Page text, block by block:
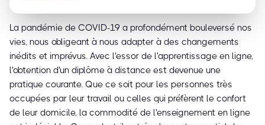
La pandémie de COVID-19 a profondément bouleversé nos
vies, nous obligeant à nous adapter à des changements
inédits et imprévus. Avec l'essor de l'apprentissage en ligne,
l'obtention d'un diplôme à distance est devenue une
pratique courante. Que ce soit pour les personnes très
occupées par leur travail ou celles qui préfèrent le confort
de leur domicile, la commodité de l'enseignement en ligne